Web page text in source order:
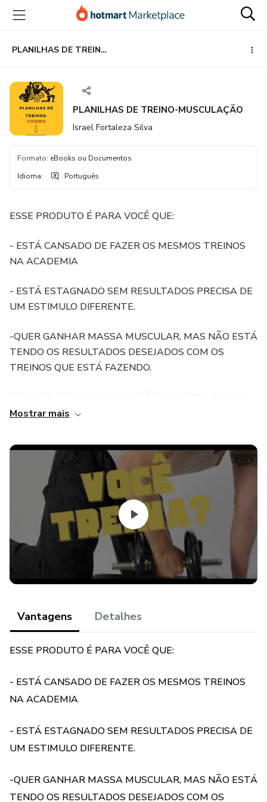
para
conteúdo
principal
para
pagamento
para
rodapé
PLANILHAS DE TREINO-MUSCULAÇÃO
PLANILHAS DE TREINO-MUSCULAÇÃO
Israel Fortaleza Silva
Formato: eBooks ou Documentos
Idioma: Português
ESSE PRODUTO É PARA VOCÊ QUE:
- ESTÁ CANSADO DE FAZER OS MESMOS TREINOS
NA ACADEMIA
- ESTÁ ESTAGNADO SEM RESULTADOS PRECISA DE
UM ESTIMULO DIFERENTE.
-QUER GANHAR MASSA MUSCULAR, MAS NÃO ESTÁ
TENDO OS RESULTADOS DESEJADOS COM OS
TREINOS QUE ESTÁ FAZENDO.
FORMA SIMPLES E ORGANIZADA, VÁRIAS
MELHOR ENTENDIMENTO E APLICAÇÃO,
PROPORCIONANDO ASSIM MAIORES E MELHORES
RESULTADOS.
ATT: Rael Fortaleza -personal trainer.
PLANILHAS DE TREINO PARA MUSCULAÇÃO:
-ABC 2
-ABC 3
-ABCD
profissional. Sempre consulte um profissional da saúde
para tratar de assuntos relativos à saúde.”
Mostrar mais
Vantagens Detalhes
ESSE PRODUTO É PARA VOCÊ QUE:
- ESTÁ CANSADO DE FAZER OS MESMOS TREINOS
NA ACADEMIA
- ESTÁ ESTAGNADO SEM RESULTADOS PRECISA DE
UM ESTIMULO DIFERENTE.
-QUER GANHAR MASSA MUSCULAR, MAS NÃO ESTÁ
TENDO OS RESULTADOS DESEJADOS COM OS